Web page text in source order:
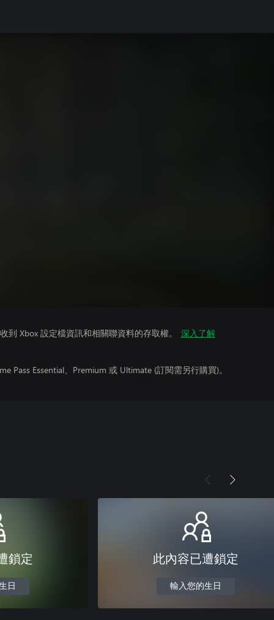
到 Xbox 設定檔資訊和相關聯資料的存取權。
深入了解
Pass Essential、Premium 或 Ultimate (訂閱需另行購買)。
鎖定
日
此內容已遭鎖定
輸入您的生日